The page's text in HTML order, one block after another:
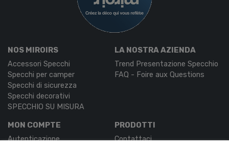
NOS MIROIRS
Accessori Specchi
Specchi per camper
Specchi di sicurezza
Specchi decorativi
SPECCHIO SU MISURA
LA NOSTRA AZIENDA
Trend Presentazione Specchio
FAQ - Foire aux Questions
MON COMPTE
Autenticazione
PRODOTTI
Contattaci